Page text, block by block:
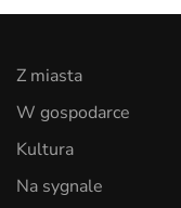
Z miasta
W gospodarce
Kultura
Na sygnale